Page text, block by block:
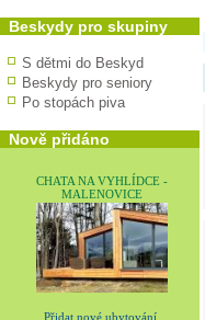
Beskydy pro skupiny
S dětmi do Beskyd
Beskydy pro seniory
Po stopách piva
Nově přidáno
CHATA NA VYHLÍDCE -
MALENOVICE
Přidat nové ubytování